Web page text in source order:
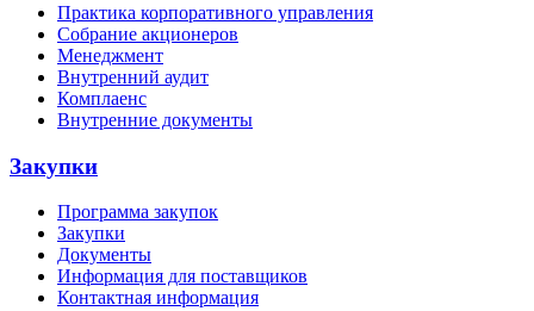
Практика корпоративного управления
Собрание акционеров
Менеджмент
Внутренний аудит
Комплаенс
Внутренние документы
Закупки
Программа закупок
Закупки
Документы
Информация для поставщиков
Контактная информация